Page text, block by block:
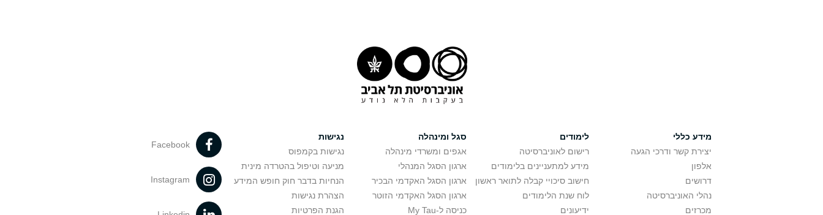
מידע כללי
יצירת קשר ודרכי הגעה
אלפון
דרושים
נהלי האוניברסיטה
מכרזים
לימודים
רישום לאוניברסיטה
מידע למתעניינים בלימודים
חישוב סיכויי קבלה לתואר ראשון
לוח שנת הלימודים
ידיעונים
סגל ומינהלה
אגפים ומשרדי מינהלה
ארגון הסגל המנהלי
ארגון הסגל האקדמי הבכיר
ארגון הסגל האקדמי הזוטר
כניסה ל-My Tau
נגישות
נגישות בקמפוס
מניעה וטיפול בהטרדה מינית
הנחיות בדבר חוק חופש המידע
הצהרת נגישות
הגנת הפרטיות
Facebook
Instagram